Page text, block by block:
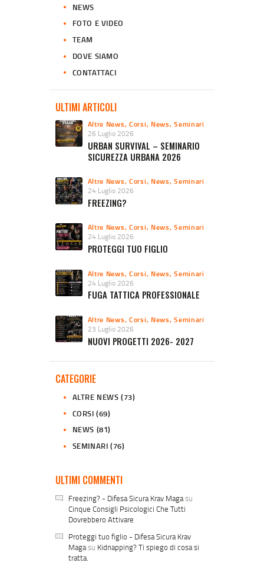
NEWS
FOTO E VIDEO
TEAM
DOVE SIAMO
CONTATTACI
ULTIMI ARTICOLI
Altre News,Corsi, News,Seminari
26 Luglio 2026
URBAN SURVIVAL – SEMINARIO
SICUREZZA URBANA 2026
Altre News,Corsi, News,Seminari
24 Luglio 2026
FREEZING?
Altre News,Corsi, News,Seminari
24 Luglio 2026
PROTEGGI TUO FIGLIO
Altre News,Corsi, News,Seminari
24 Luglio 2026
FUGA TATTICA PROFESSIONALE
Altre News,Corsi, News,Seminari
23 Luglio 2026
NUOVI PROGETTI 2026- 2027
CATEGORIE
ALTRE NEWS (73)
CORSI (69)
NEWS (81)
SEMINARI (76)
ULTIMI COMMENTI
Freezing? - Difesa Sicura Krav Magasu
Cinque Consigli Psicologici Che Tutti
Dovrebbero Attivare
Proteggi tuo figlio - Difesa Sicura Krav
Magasu Kidnapping? Ti spiego di cosa si
tratta.